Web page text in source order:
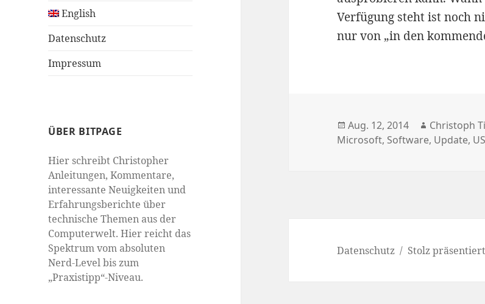
English
Datenschutz
Impressum
ÜBER BITPAGE
Hier schreibt Christopher
Anleitungen, Kommentare,
interessante Neuigkeiten und
Erfahrungsberichte über
technische Themen aus der
Computerwelt. Hier reicht das
Spektrum vom absoluten
Nerd-Level bis zum
„Praxistipp“-Niveau.
Verfügung steht ist noch
nur von „in den
Veröffentlicht
am
Aug. 12, 2014 Autor
Christoph
Microsoft, Software, Update,
Datenschutz Stolz